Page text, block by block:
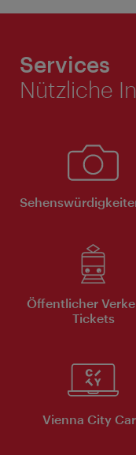
Services
Nützliche
Öffentlicher
Tickets
Vienna City